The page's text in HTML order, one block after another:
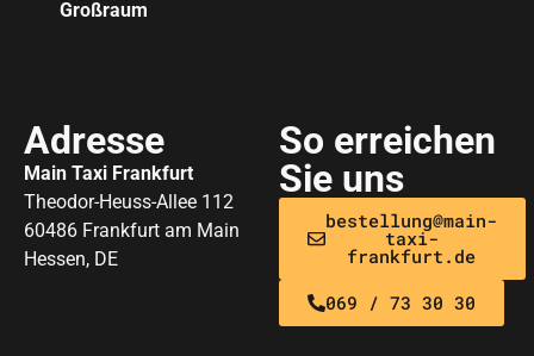
Großraum
Adresse
Main Taxi Frankfurt
Theodor-Heuss-Allee 112
60486 Frankfurt am Main
Hessen, DE
So erreichen
Sie uns
bestellung@main-
taxi-
frankfurt.de
069 / 73 30 30